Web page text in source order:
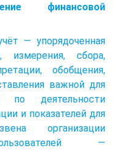
финансовой
— упорядоченная
измерения, сбора,
обобщения,
важной для
по деятельности
и показателей для
организации
—